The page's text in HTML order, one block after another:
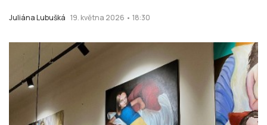
Juliána Lubušká 19. května 2026 • 18:30